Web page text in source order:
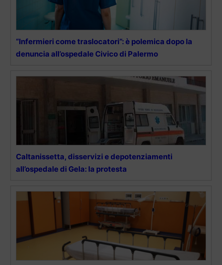
“Infermieri come traslocatori”: è polemica dopo la
denuncia all’ospedale Civico di Palermo
Caltanissetta, disservizi e depotenziamenti
all’ospedale di Gela: la protesta